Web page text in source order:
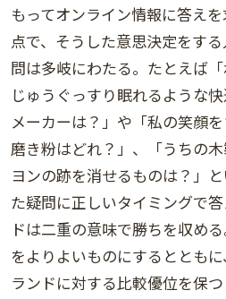
もってオンライン情報に答え
点で、そうした意思決定をす
問は多岐にわたる。たとえば
じゅうぐっすり眠れるような
メーカーは？」や「私の笑顔
磨き粉はどれ？」、「うちの
ヨンの跡を消せるものは？」
た疑問に正しいタイミングで
ドは二重の意味で勝ちを収め
をよりよいものにするととも
ランドに対する比較優位を保つ